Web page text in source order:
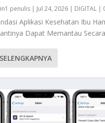
penulis| Jul 24, 2026| DIGITAL|
Aplikasi Kesehatan Ibu
Dapat Memantau